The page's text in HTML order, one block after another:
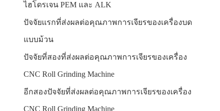
ไฮโดรเจน PEM และ ALK
ปัจจัยแรกที่ส่งผลต่อคุณภาพการเจียรของเครื่องบด
แบบม้วน
ปัจจัยที่สองที่ส่งผลต่อคุณภาพการเจียรของเครื่อง
CNC Roll Grinding Machine
อีกสองปัจจัยที่ส่งผลต่อคุณภาพการเจียรของเครื่อง
CNC Roll Grinding Machine